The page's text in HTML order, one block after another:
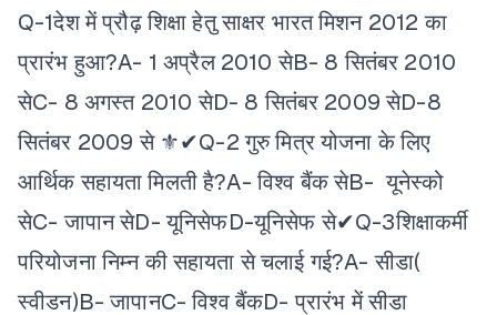
Q-1देश में प्रौढ़ शिक्षा हेतु साक्षर भारत मिशन 2012 का
प्रारंभ हुआ?A- 1 अप्रैल 2010 सेB- 8 सितंबर 2010
सेC- 8 अगस्त 2010 सेD- 8 सितंबर 2009 सेD-8
सितंबर 2009 से ⚜✔Q-2 गुरु मित्र योजना के लिए
आर्थिक सहायता मिलती है?A- विश्व बैंक सेB- यूनेस्को
सेC- जापान सेD- यूनिसेफD-यूनिसेफ से✔Q-3शिक्षाकर्मी
परियोजना निम्न की सहायता से चलाई गई?A- सीडा(
स्वीडन)B- जापानC- विश्व बैंकD- प्रारंभ में सीडा